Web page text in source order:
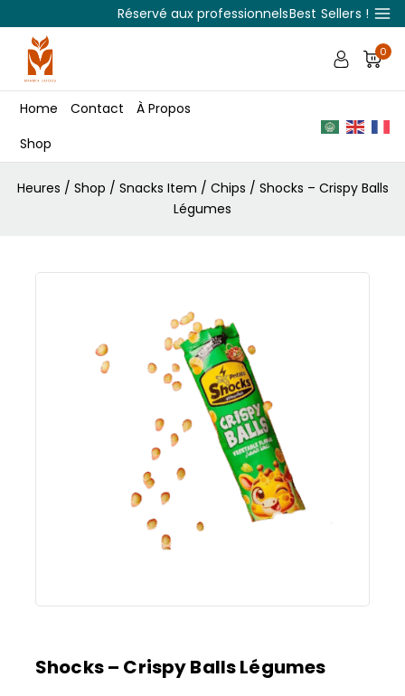
Réservé aux professionnelsBest Sellers !
0
Home Contact
À Propos
Shop
Heures / Shop / Snacks Item / Chips / Shocks – Crispy Balls
Légumes
Shocks – Crispy Balls Légumes